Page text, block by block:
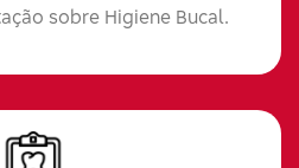
sobre Higiene Bucal.